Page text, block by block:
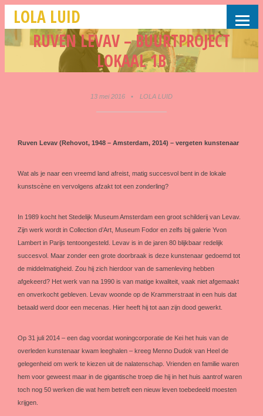
LOLA LUID
RUVEN LEVAV – BUURTPROJECT
LOKAAL 1B
13 mei 2016 • LOLA LUID
Ruven Levav (Rehovot, 1948 – Amsterdam, 2014) – vergeten kunstenaar
Wat als je naar een vreemd land afreist, matig succesvol bent in de lokale
kunstscène en vervolgens afzakt tot een zonderling?
In 1989 kocht het Stedelijk Museum Amsterdam een groot schilderij van Levav.
Zijn werk wordt in Collection d’Art, Museum Fodor en zelfs bij galerie Yvon
Lambert in Parijs tentoongesteld. Levav is in de jaren 80 blijkbaar redelijk
succesvol. Maar zonder een grote doorbraak is deze kunstenaar gedoemd tot
de middelmatigheid. Zou hij zich hierdoor van de samenleving hebben
afgekeerd? Het werk van na 1990 is van matige kwaliteit, vaak niet afgemaakt
en onverkocht gebleven. Levav woonde op de Krammerstraat in een huis dat
betaald werd door een mecenas. Hier heeft hij tot aan zijn dood gewerkt.
Op 31 juli 2014 – een dag voordat woningcorporatie de Kei het huis van de
overleden kunstenaar kwam leeghalen – kreeg Menno Dudok van Heel de
gelegenheid om werk te kiezen uit de nalatenschap. Vrienden en familie waren
hem voor geweest maar in de gigantische troep die hij in het huis aantrof waren
toch nog 50 werken die wat hem betreft een nieuw leven toebedeeld moesten
krijgen.